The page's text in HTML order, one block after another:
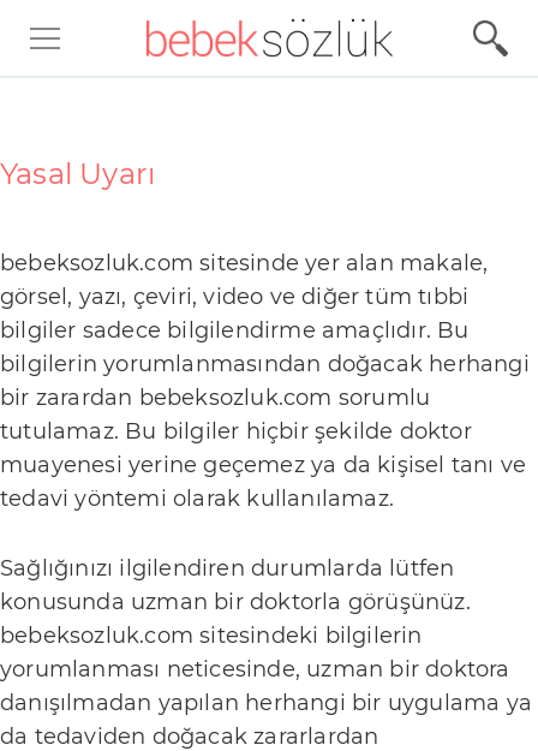
ü
n
c
e
l
e
e
e
r
i
D
o
Yasal Uyarı
bebeksozluk.com sitesinde yer alan makale,
görsel, yazı, çeviri, video ve diğer tüm tıbbi
bilgiler sadece bilgilendirme amaçlıdır. Bu
bilgilerin yorumlanmasından doğacak herhangi
bir zarardan bebeksozluk.com sorumlu
tutulamaz. Bu bilgiler hiçbir şekilde doktor
muayenesi yerine geçemez ya da kişisel tanı ve
tedavi yöntemi olarak kullanılamaz.
Sağlığınızı ilgilendiren durumlarda lütfen
konusunda uzman bir doktorla görüşünüz.
bebeksozluk.com sitesindeki bilgilerin
yorumlanması neticesinde, uzman bir doktora
danışılmadan yapılan herhangi bir uygulama ya
da tedaviden doğacak zararlardan